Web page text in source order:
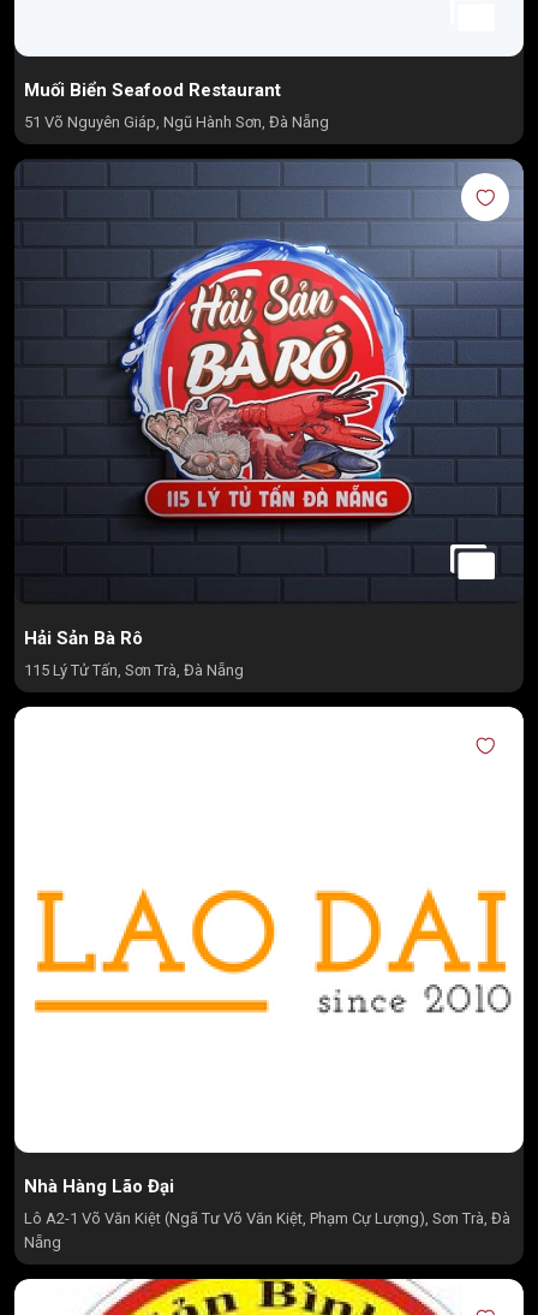
Muối Biển Seafood Restaurant
51 Võ Nguyên Giáp, Ngũ Hành Sơn, Đà Nẵng
Hải Sản Bà Rô
115 Lý Tử Tấn, Sơn Trà, Đà Nẵng
Nhà Hàng Lão Đại
Lô A2-1 Võ Văn Kiệt (Ngã Tư Võ Văn Kiệt, Phạm Cự Lượng), Sơn Trà, Đà
Nẵng